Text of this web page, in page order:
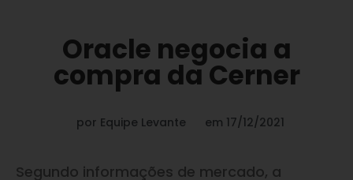
Oracle negocia a
compra da Cerner
por Equipe Levante em 17/12/2021
Segundo informações de mercado, a